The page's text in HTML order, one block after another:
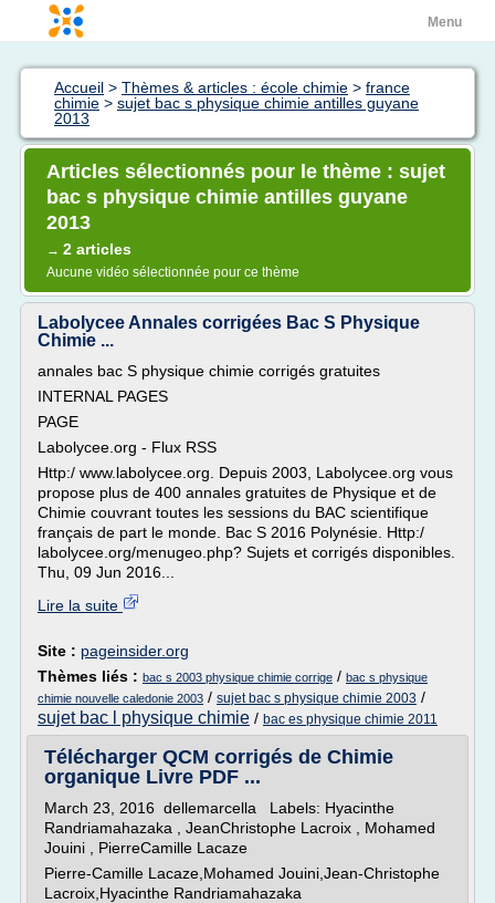
Menu
Accueil > Thèmes & articles : école chimie > france
chimie > sujet bac s physique chimie antilles guyane
2013
Articles sélectionnés pour le thème : sujet
bac s physique chimie antilles guyane
2013
→ 2 articles
Aucune vidéo sélectionnée pour ce thème
Labolycee Annales corrigées Bac S Physique
Chimie ...
annales bac S physique chimie corrigés gratuites
INTERNAL PAGES
PAGE
Labolycee.org - Flux RSS
Http:/ www.labolycee.org. Depuis 2003, Labolycee.org vous
propose plus de 400 annales gratuites de Physique et de
Chimie couvrant toutes les sessions du BAC scientifique
français de part le monde. Bac S 2016 Polynésie. Http:/
labolycee.org/menugeo.php? Sujets et corrigés disponibles.
Thu, 09 Jun 2016...
Lire la suite
Site : pageinsider.org
Thèmes liés : bac s 2003 physique chimie corrige / bac s physique
chimie nouvelle caledonie 2003 / sujet bac s physique chimie 2003 /
sujet bac l physique chimie / bac es physique chimie 2011
Télécharger QCM corrigés de Chimie
organique Livre PDF ...
March 23, 2016 dellemarcella Labels: Hyacinthe
Randriamahazaka , JeanChristophe Lacroix , Mohamed
Jouini , PierreCamille Lacaze
Pierre-Camille Lacaze,Mohamed Jouini,Jean-Christophe
Lacroix,Hyacinthe Randriamahazaka